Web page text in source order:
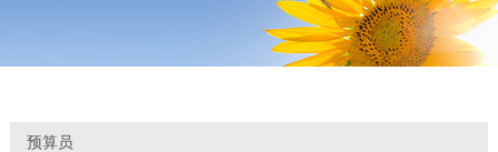
预算员